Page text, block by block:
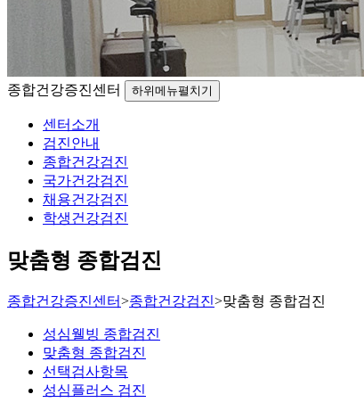
종합건강증진센터 하위메뉴펼치기
센터소개
검진안내
종합건강검진
국가건강검진
채용건강검진
학생건강검진
맞춤형 종합검진
종합건강증진센터>종합건강검진>맞춤형 종합검진
성심웰빙 종합검진
맞춤형 종합검진
선택검사항목
성심플러스 검진